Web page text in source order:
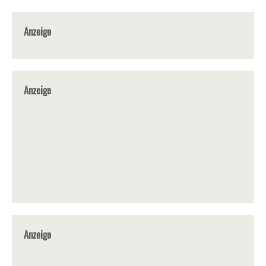
Anzeige
Anzeige
Anzeige